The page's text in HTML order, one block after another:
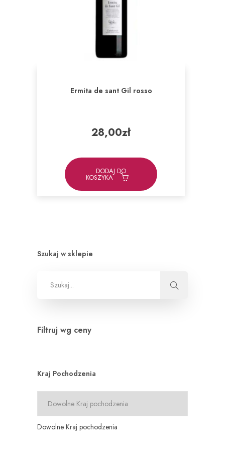
Ermita de sant Gil rosso
28,00zł
DODAJ DO
KOSZYKA
Szukaj w sklepie
Filtruj wg ceny
Kraj Pochodzenia
Dowolne Kraj pochodzenia